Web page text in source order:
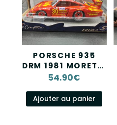
PORSCHE 935
DRM 1981 MORETTI
SOLIDO
1/18
54.90€
Ajouter au panier